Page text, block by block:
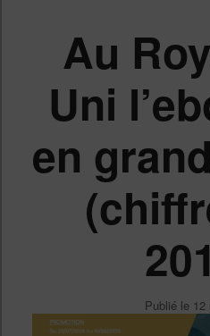
principal
secondaire
Au
Uni
en
Publié le 12